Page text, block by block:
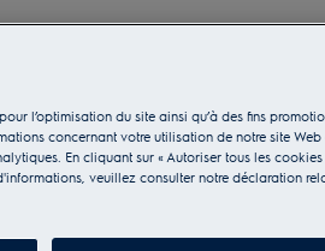
Top Installation
side wall
l’optimisation du site ainsi qu’à des fins
concernant votre utilisation de notre site
En cliquant sur « Autoriser tous les cookies
veuillez consulter notre déclaration